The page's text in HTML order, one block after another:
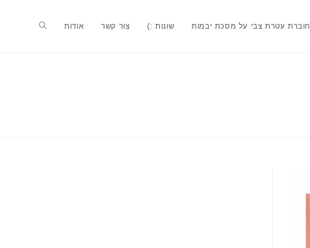
חוברת עטרת צבי על מסכת יבמות שונות :) צור קשר אודות Toggle